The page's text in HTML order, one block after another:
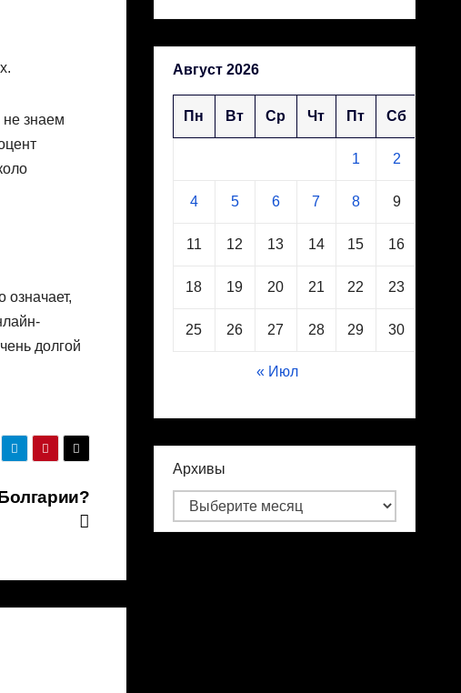
знаем
долгой
Август 2026
Пн Вт Ср Чт Пт Сб
1 2
4 5 6 7 8 9
11 12 13 14 15 16
18 19 20 21 22 23
25 26 27 28 29 30
« Июл
Архивы